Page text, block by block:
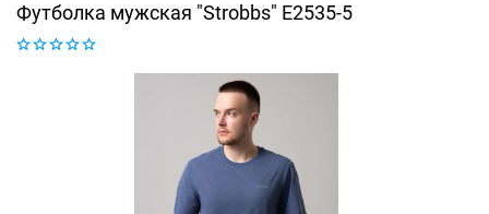
Футболка мужская "Strobbs" E2535-5